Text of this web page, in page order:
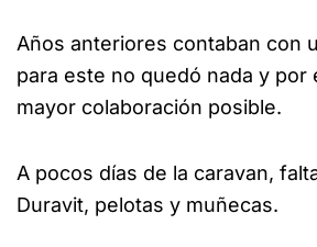
Años anteriores contaban con
para este no quedó nada y por
mayor colaboración posible.
A pocos días de la caravan,
Duravit, pelotas y muñecas.